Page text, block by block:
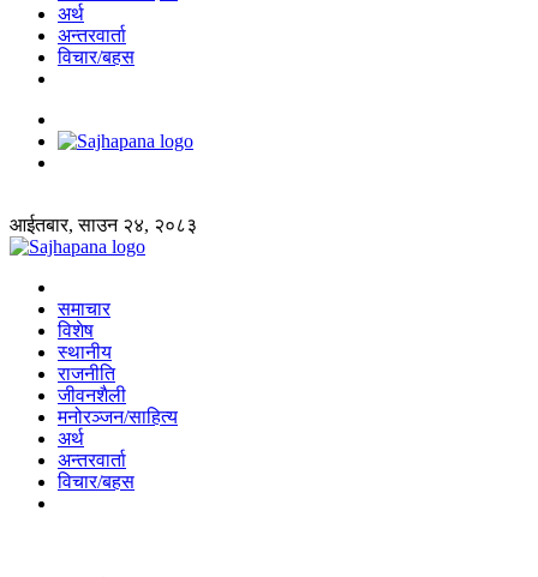
अर्थ
अन्तरवार्ता
विचार/बहस
आईतबार, साउन २४, २०८३
समाचार
विशेष
स्थानीय
राजनीति
जीवनशैली
मनोरञ्जन/साहित्य
अर्थ
अन्तरवार्ता
विचार/बहस